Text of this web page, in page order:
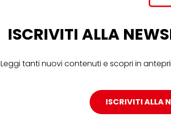
ISCRIVITI ALLA
Leggi tanti nuovi contenuti e scopri in
ISCRIVITI ALLA